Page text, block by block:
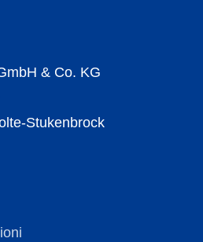
& Co. KG
Stukenbrock